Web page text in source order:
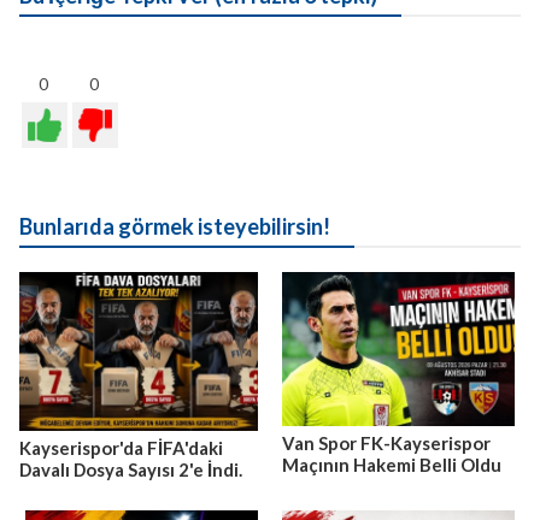
0 0
Bunlarıda görmek isteyebilirsin!
Kayserispor'da FİFA'daki
Davalı Dosya Sayısı 2'e İndi.
Van Spor FK-Kayserispor
Maçının Hakemi Belli Oldu